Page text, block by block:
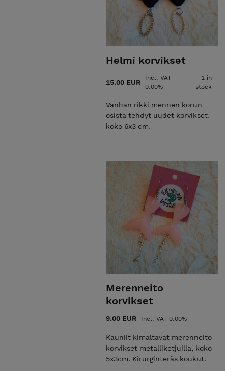
Helmi korvikset
15.00 EUR
Incl. VAT
0.00%
1 in
stock
Vanhan rikki mennen korun
osista tehdyt uudet korvikset.
koko 6x3 cm.
Merenneito
korvikset
9.00 EUR Incl. VAT 0.00%
Kauniit kimaltavat merenneito
korvikset metalliketjuilla, koko
5x3cm. Kirurginteräs koukut.